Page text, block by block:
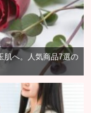
肌へ。人気商品7選の